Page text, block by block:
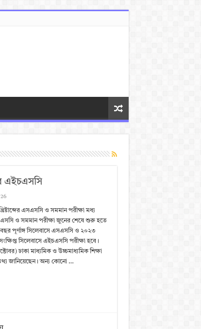
এইচএসসি
এসএসসি ও সমমান পরীক্ষা মধ্য
ও সমমান পরীক্ষা জুনের শেষে শুরু হতে
পূর্ণাঙ্গ সিলেবাসে এসএসসি ও ২০২৩
সংক্ষিপ্ত সিলেবাসে এইচএসসি পরীক্ষা হবে।
ঢাকা মাধ্যমিক ও উচ্চমাধ্যমিক শিক্ষা
জানিয়েছেন। অন্য কোনো …